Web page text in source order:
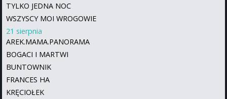
TYLKO JEDNA NOC
WSZYSCY MOI WROGOWIE
21 sierpnia
AREK.MAMA.PANORAMA
BOGACI I MARTWI
BUNTOWNIK
FRANCES HA
KRĘCIOŁEK